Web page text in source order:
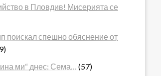
в Пловдив! Мисерията се
поискал спешно обяснение от
ми“ днес: Сема…
(57)